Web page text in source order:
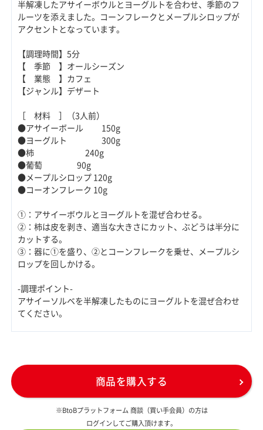
半解凍したアサイーボウルとヨーグルトを合わせ、季節のフ
ルーツを添えました。コーンフレークとメープルシロップが
アクセントとなっています。
【調理時間】5分
【 季節 】オールシーズン
【 業態 】カフェ
【ジャンル】デザート
［ 材料 ］（3人前）
●アサイーボール 150g
●ヨーグルト 300g
●柿 240g
●葡萄 90g
●メープルシロップ 120g
●コーオンフレーク 10g
①：アサイーボウルとヨーグルトを混ぜ合わせる。
②：柿は皮を剥き、適当な大きさにカット、ぶどうは半分に
カットする。
③：器に①を盛り、②とコーンフレークを乗せ、メープルシ
ロップを回しかける。
-調理ポイント-
アサイーソルベを半解凍したものにヨーグルトを混ぜ合わせ
てください。
商品を購入する
※BtoBプラットフォーム 商談（買い手会員）の方は
ログインしてご購入頂けます。